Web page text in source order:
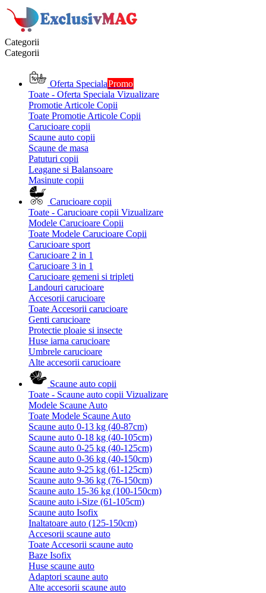
Categorii
Categorii
Oferta SpecialaPromo
Toate - Oferta Speciala Vizualizare
Promotie Articole Copii
Toate Promotie Articole Copii
Carucioare copii
Scaune auto copii
Scaune de masa
Patuturi copii
Leagane si Balansoare
Masinute copii
Carucioare copii
Toate - Carucioare copii Vizualizare
Modele Carucioare Copii
Toate Modele Carucioare Copii
Carucioare sport
Carucioare 2 in 1
Carucioare 3 in 1
Carucioare gemeni si tripleti
Landouri carucioare
Accesorii carucioare
Toate Accesorii carucioare
Genti carucioare
Protectie ploaie si insecte
Huse iarna carucioare
Umbrele carucioare
Alte accesorii carucioare
Scaune auto copii
Toate - Scaune auto copii Vizualizare
Modele Scaune Auto
Toate Modele Scaune Auto
Scaune auto 0-13 kg (40-87cm)
Scaune auto 0-18 kg (40-105cm)
Scaune auto 0-25 kg (40-125cm)
Scaune auto 0-36 kg (40-150cm)
Scaune auto 9-25 kg (61-125cm)
Scaune auto 9-36 kg (76-150cm)
Scaune auto 15-36 kg (100-150cm)
Scaune auto i-Size (61-105cm)
Scaune auto Isofix
Inaltatoare auto (125-150cm)
Accesorii scaune auto
Toate Accesorii scaune auto
Baze Isofix
Huse scaune auto
Adaptori scaune auto
Alte accesorii scaune auto